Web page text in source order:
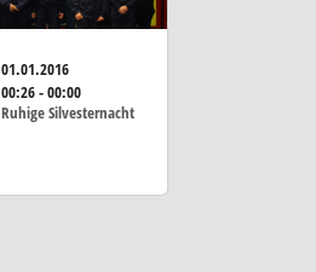
01.01.2016
00:26 - 00:00
Ruhige Silvesternacht